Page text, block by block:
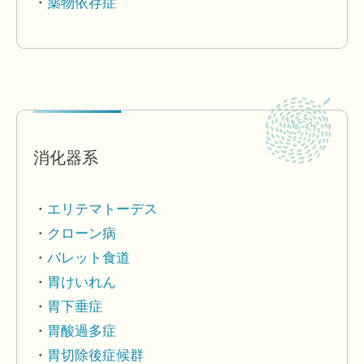
消化器系
エリテマトーデス
クローン病
バレット食道
胃けいれん
胃下垂症
胃酸過多症
胃切除後症候群